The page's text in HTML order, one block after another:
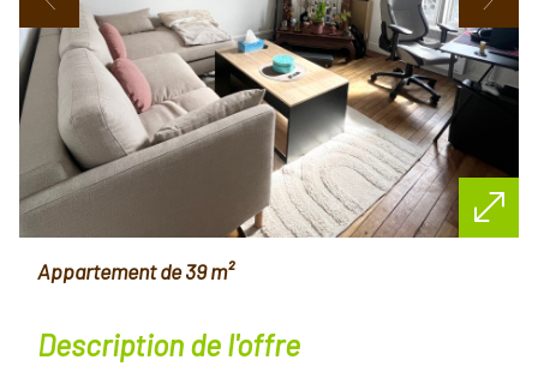
appartement de 39 m²
description de l'offre